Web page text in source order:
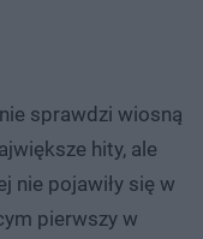
sprawdzi wiosną
hity, ale
nie pojawiły się w
pierwszy w